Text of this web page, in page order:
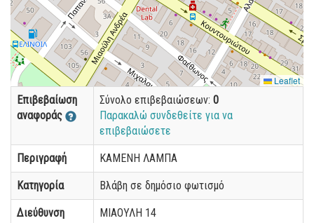
Leaflet
Επιβεβαίωση
αναφοράς
Σύνολο επιβεβαιώσεων: 0
Παρακαλώ συνδεθείτε για να
επιβεβαιώσετε
Περιγραφή ΚΑΜΕΝΗ ΛΑΜΠΑ
Κατηγορία Βλάβη σε δημόσιο φωτισμό
Διεύθυνση ΜΙΑΟΥΛΗ 14